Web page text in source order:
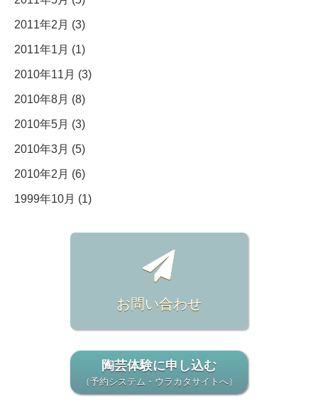
2011年2月 (3)
2011年1月 (1)
2010年11月 (3)
2010年8月 (8)
2010年5月 (3)
2010年3月 (5)
2010年2月 (6)
1999年10月 (1)
お問い合わせ
陶芸体験に申し込む
（予約システム・ウラカタサイトへ）